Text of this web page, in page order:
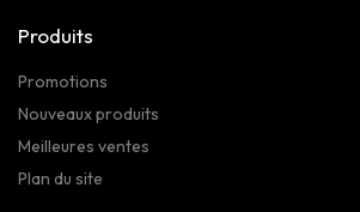
Produits
Promotions
Nouveaux produits
Meilleures ventes
Plan du site